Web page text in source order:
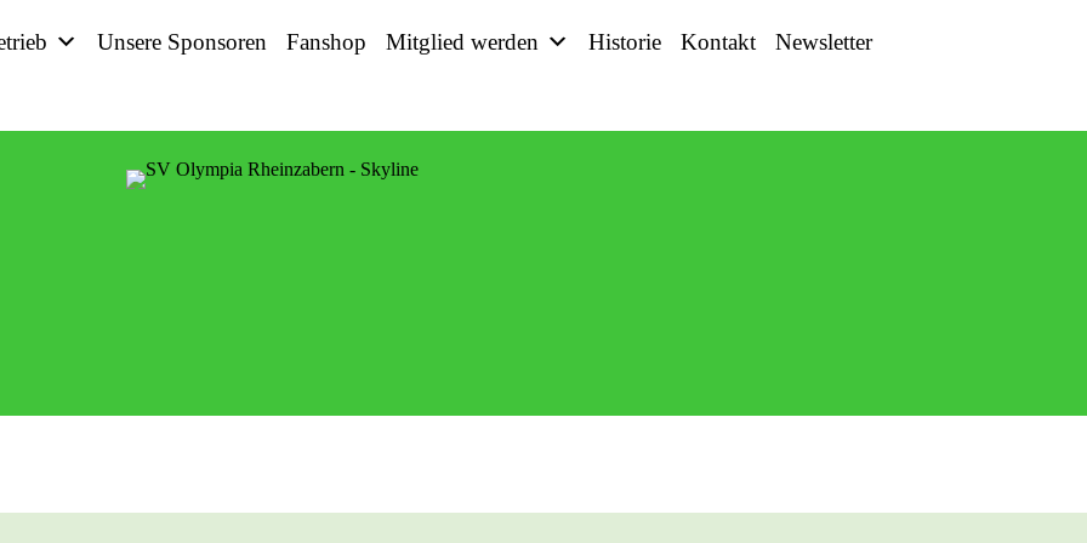
Unsere Sponsoren Fanshop Mitglied werden Historie Kontakt Newsletter